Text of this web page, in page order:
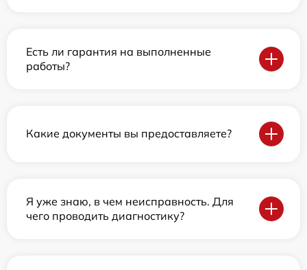
Есть ли гарантия на выполненные
работы?
Какие документы вы предоставляете?
Я уже знаю, в чем неисправность. Для
чего проводить диагностику?